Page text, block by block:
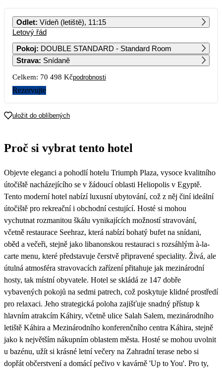
PO ÚT ST ČT PÁ SO NE
3
17
28 199
19 899 38 089 28 669
29 949
Odlet: Vídeň (letiště), 11:15
Letový řád
Pokoj: DOUBLE STANDARD - Standard Room
Strava: Snídaně
Celkem: 70 498 Kčpodrobnosti
Rezervujte
uložit do oblíbených
Proč si vybrat tento hotel
Objevte eleganci a pohodlí hotelu Triumph Plaza, vysoce kvalitního
útočiště nacházejícího se v žádoucí oblasti Heliopolis v Egyptě.
Tento moderní hotel nabízí luxusní ubytování, což z něj činí ideální
útočiště pro rekreační i obchodní cestující. Hosté si mohou
vychutnat rozmanitou škálu vynikajících možností stravování,
včetně restaurace Seehraz, která nabízí bohatý bufet na snídani,
oběd a večeři, stejně jako libanonskou restauraci s rozsáhlým à-la-
carte menu, které představuje čerstvě připravené speciality. Živá, ale
útulná atmosféra stravovacích zařízení přitahuje jak mezinárodní
hosty, tak místní obyvatele. Hotel se skládá ze 147 dobře
vybavených pokojů na sedmi patrech, což poskytuje klidné prostředí
pro relaxaci. Jeho strategická poloha zajišťuje snadný přístup k
hlavním atrakcím Káhiry, včetně ulice Salah Salem, mezinárodního
letiště Káhira a Mezinárodního konferenčního centra Káhira, stejně
jako k největším nákupním oblastem města. Hosté se mohou uvolnit
u bazénu, užít si krásné letní večery na Zahradní terase nebo si
dopřát občerstvení a domácí pečivo v kavárně 'Up to You'. Pro ty,